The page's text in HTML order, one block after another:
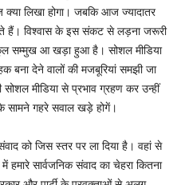
लिखा होगा। जबकि आज ज्यादातर
हैं। विश्वास के इस संकट से लड़ना जरूरी
सम्मुख आ खड़ा हुआ है। सोशल मीडिया
देने वालों की मजबूरियां समझी जा
मीडिया से प्रभाव ग्रहण कर उन्हीं
सामने गहरे सवाल खड़े होगें।
को जिस स्तर पर ला दिया है। वहां से
सार्वजनिक संवाद का चेहरा कितना